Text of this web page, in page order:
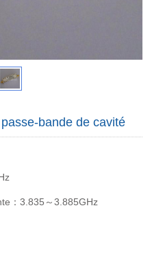
bande de cavité
：3.835～3.885GHz